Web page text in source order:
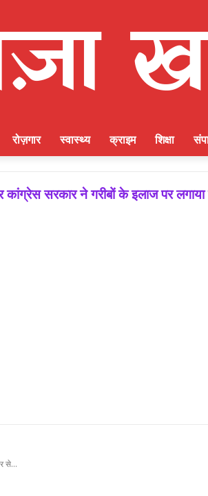
रोज़गार स्वास्थ्य क्राइम शिक्षा
सरकार ने गरीबों के इलाज पर लगाया
से...